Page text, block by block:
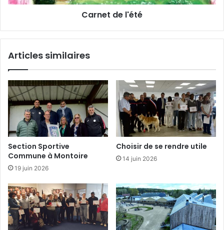
l
Carnet de l'été
Articles similaires
Section Sportive
Commune à Montoire
19 juin 2026
Choisir de se rendre utile
14 juin 2026